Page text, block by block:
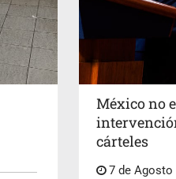
México no
cárteles
7 de Agosto